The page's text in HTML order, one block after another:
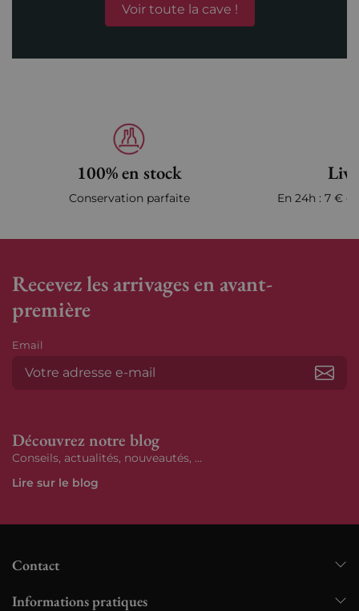
Voir toute la cave !
100% en stock
Conservation parfaite En 24h : 7 €
Recevez les arrivages en avant-
première
Email
Découvrez notre blog
Conseils, actualités, nouveautés, ...
Lire sur le blog
Contact
Informations pratiques